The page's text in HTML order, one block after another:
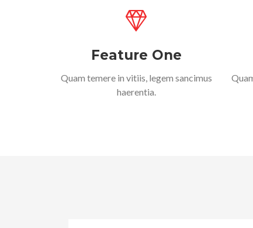
Feature One
Quam temere in vitiis, legem sancimus
haerentia.